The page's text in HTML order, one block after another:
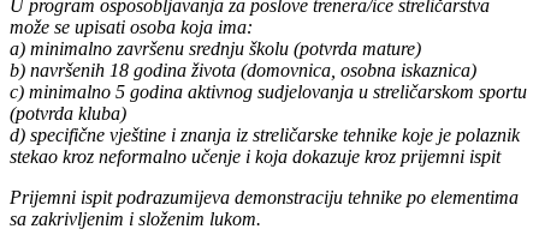
U program osposobljavanja za poslove trenera/ice streličarstva
može se upisati osoba koja ima:
a) minimalno završenu srednju školu (potvrda mature)
b) navršenih 18 godina života (domovnica, osobna iskaznica)
c) minimalno 5 godina aktivnog sudjelovanja u streličarskom sportu
(potvrda kluba)
d) specifične vještine i znanja iz streličarske tehnike koje je polaznik
stekao kroz neformalno učenje i koja dokazuje kroz prijemni ispit
Prijemni ispit podrazumijeva demonstraciju tehnike po elementima
sa zakrivljenim i složenim lukom.